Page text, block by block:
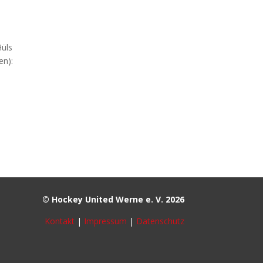
© Hockey United Werne e. V. 2026
Kontakt| Impressum | Datenschutz